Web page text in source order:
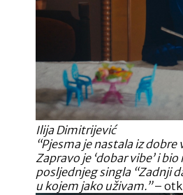
Ilija Dimitrijević
“Pjesma je nastala iz
Zapravo je ‘dobar vibe’ i
posljednjeg singla “Zadnji
u kojem jako uživam.”–